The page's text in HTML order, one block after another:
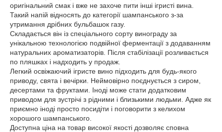
оригінальний смак і вже не захоче пити інші ігристі вина.
Такий напій відносять до категорії шампанського з-за
утримання дрібних бульбашок газу.
Складається він із спеціального сорту винограду за
унікальною технологією подвійної ферментації з додаванням
натуральних ароматизаторів. Після стабілізації розливається
по пляшках і надходить у продаж.
Легкий освіжаючий ігристе вино підходить для будь-якого
приводу, свята і вечірки. Неймовірно поєднується з сиром,
десертами та фруктами. Іноді може стати додатковим
приводом для зустрічі з рідними і близькими людьми. Адже як
приємно іноді просто посидіти і поговорити з келихом
хорошого шампанського.
Доступна ціна на товар високої якості дозволяє сповна